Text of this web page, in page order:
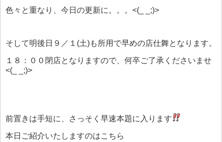
色々と重なり、今日の更新に。。。<(_ _;)>
そして明後日９／１(土)も所用で早めの店仕舞となります。
１８：００閉店となりますので、何卒ご了承くださいませ
<(_ _;)>
前置きは手短に、さっそく早速本題に入ります
本日ご紹介いたしますのはこちら